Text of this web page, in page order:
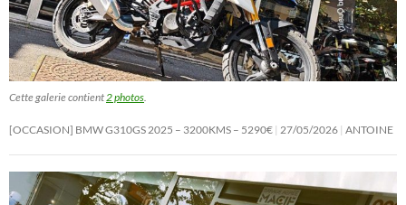
Cette galerie contient2 photos.
[OCCASION] BMW G310GS 2025 – 3200KMS – 5290€ 27/05/2026 ANTOINE